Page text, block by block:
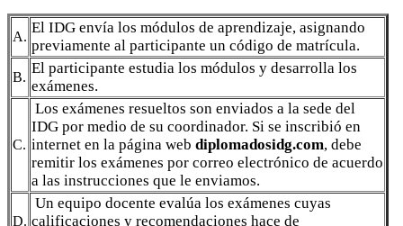
A.
El IDG envía los módulos de aprendizaje, asignando
previamente al participante un código de matrícula.
B.
El participante estudia los módulos y desarrolla los
exámenes.
C.
Los exámenes resueltos son enviados a la sede del
IDG por medio de su coordinador. Si se inscribió en
internet en la página web diplomadosidg.com, debe
remitir los exámenes por correo electrónico de acuerdo
a las instrucciones que le enviamos.
D.
Un equipo docente evalúa los exámenes cuyas
calificaciones y recomendaciones hace de